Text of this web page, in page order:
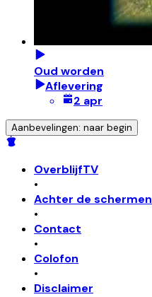
Oud worden
Aflevering
2 apr
Aanbevelingen: naar begin
OverblijfTV
•
Achter de schermen
•
Contact
•
Colofon
•
Disclaimer